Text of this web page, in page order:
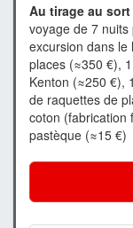
Au tirage au
voyage de 7
excursion dans le
places (≈350 €),
Kenton (≈250 €),
de raquettes de
coton (fabrication
pastèque (≈15 €)